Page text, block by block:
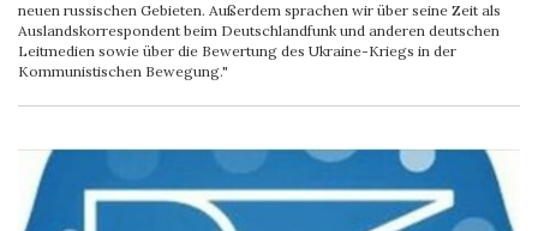
neuen russischen Gebieten. Außerdem sprachen wir über seine Zeit als
Auslandskorrespondent beim Deutschlandfunk und anderen deutschen
Leitmedien sowie über die Bewertung des Ukraine-Kriegs in der
Kommunistischen Bewegung."